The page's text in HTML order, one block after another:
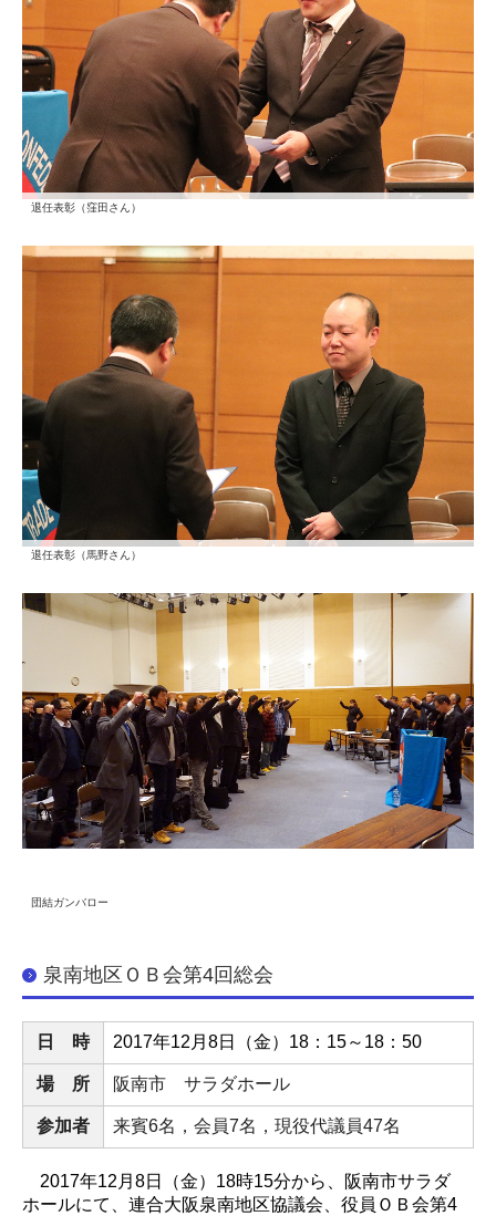
退任表彰（窪田さん）
退任表彰（馬野さん）
団結ガンバロー
泉南地区ＯＢ会第4回総会
日 時 2017年12 月8日（金）18：15～18：50
場 所 阪南市 サラダホール
参加者 来賓6名，会員7名，現役代議員47名
2017年12 月 8日（金） 18時15分から、阪南市サラダ
ホールにて、連合大阪泉南地区協議会、役員ＯＢ会第4